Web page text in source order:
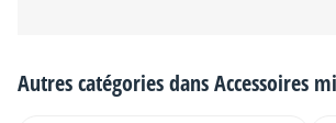
Autres catégories dansAccessoires